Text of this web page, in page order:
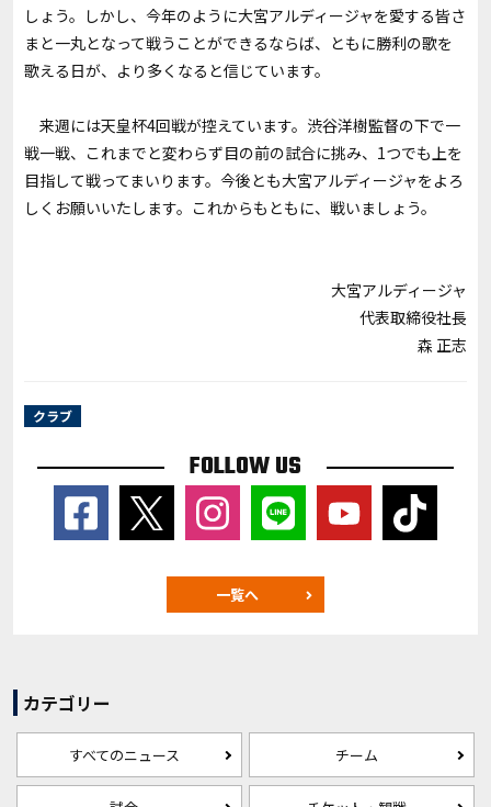
しょう。しかし、今年のように大宮アルディージャを愛する皆さ
まと一丸となって戦うことができるならば、ともに勝利の歌を
歌える日が、より多くなると信じています。
来週には天皇杯4回戦が控えています。渋谷洋樹監督の下で一
戦一戦、これまでと変わらず目の前の試合に挑み、1つでも上を
目指して戦ってまいります。今後とも大宮アルディージャをよろ
しくお願いいたします。これからもともに、戦いましょう。
大宮アルディージャ
代表取締役社長
森 正志
クラブ
FOLLOW US
一覧へ
カテゴリー
すべてのニュース チーム